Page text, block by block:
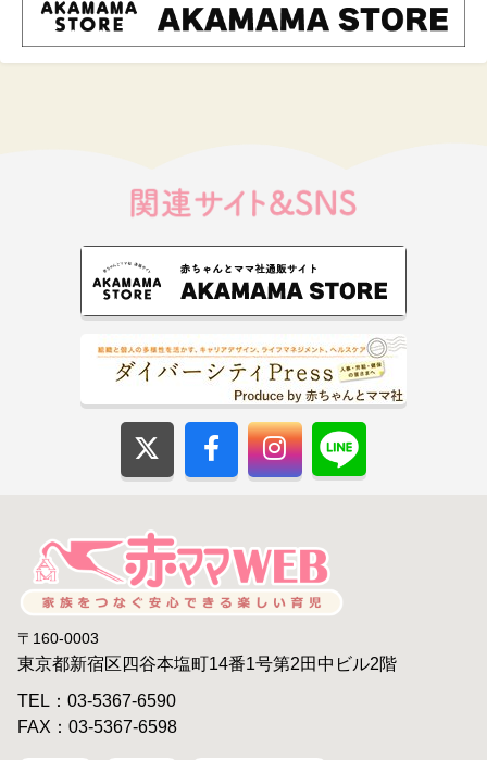
〒160-0003
東京都新宿区四谷本塩町14番1号第2田中ビル2階
TEL：03-5367-6590
FAX：03-5367-6598